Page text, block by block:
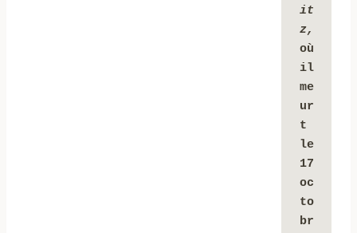
it
où
il
me
ur
t
le
17
oc
to
br